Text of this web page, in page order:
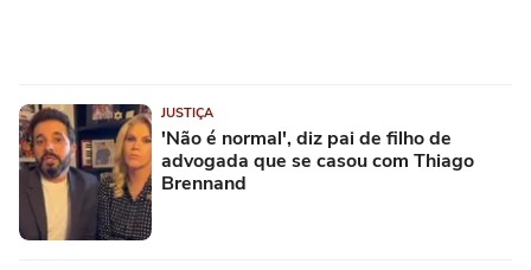
JUSTIÇA
'Não é normal', diz pai de filho de
advogada que se casou com Thiago
Brennand